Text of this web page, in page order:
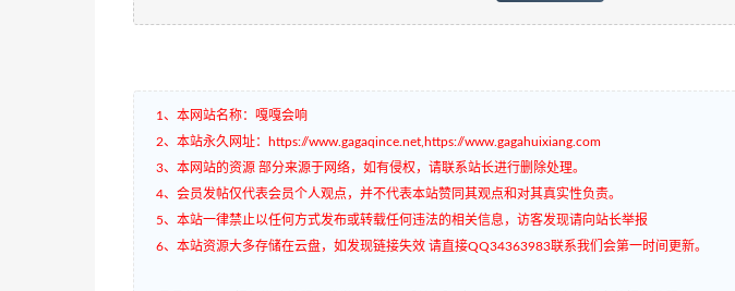
1、本网站名称：嘎嘎会响
2、本站永久网址：https://www.gagaqince.net,https://www.gagahuixiang.com
3、本网站的资源 部分来源于网络，如有侵权，请联系站长进行删除处理。
4、会员发帖仅代表会员个人观点，并不代表本站赞同其观点和对其真实性负责。
5、本站一律禁止以任何方式发布或转载任何违法的相关信息，访客发现请向站长举报
6、本站资源大多存储在云盘，如发现链接失效 请直接QQ34363983联系我们会第一时间更新。